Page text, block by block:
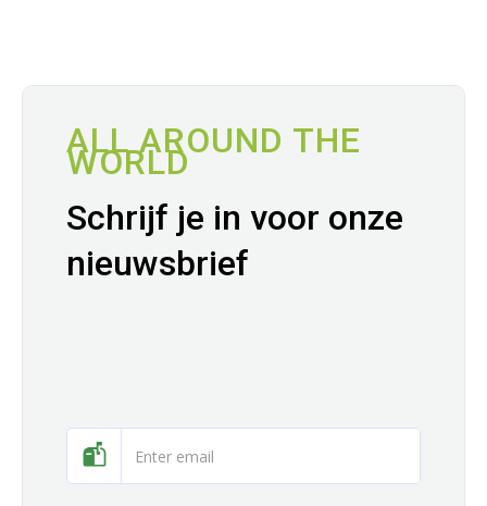
ALL AROUND THE
WORLD
Schrijf je in voor onze
nieuwsbrief